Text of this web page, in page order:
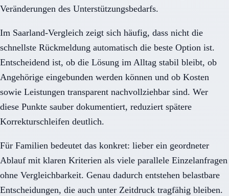
Veränderungen des Unterstützungsbedarfs.
Im Saarland-Vergleich zeigt sich häufig, dass nicht die
schnellste Rückmeldung automatisch die beste Option ist.
Entscheidend ist, ob die Lösung im Alltag stabil bleibt, ob
Angehörige eingebunden werden können und ob Kosten
sowie Leistungen transparent nachvollziehbar sind. Wer
diese Punkte sauber dokumentiert, reduziert spätere
Korrekturschleifen deutlich.
Für Familien bedeutet das konkret: lieber ein geordneter
Ablauf mit klaren Kriterien als viele parallele Einzelanfragen
ohne Vergleichbarkeit. Genau dadurch entstehen belastbare
Entscheidungen, die auch unter Zeitdruck tragfähig bleiben.